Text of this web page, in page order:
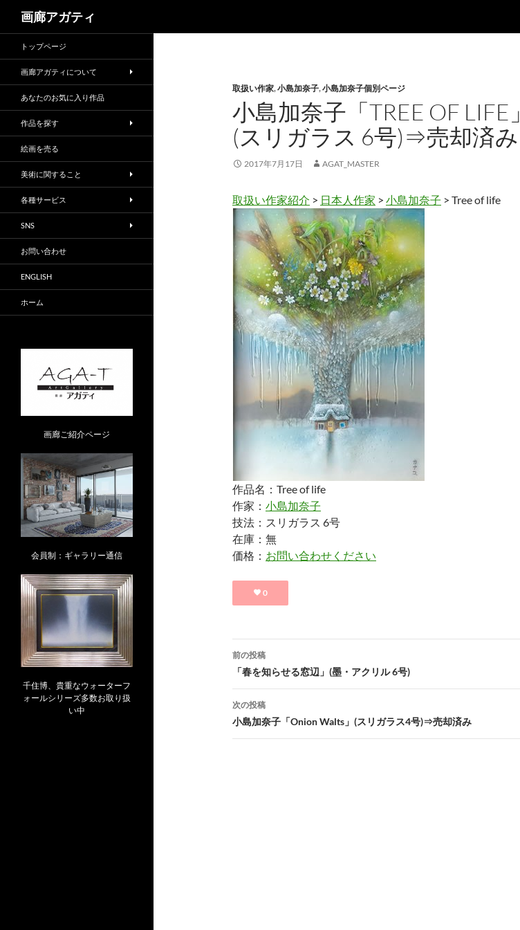
画廊アガティ
取扱い作家,小島加奈子,小島加奈子個別ページ
小島加奈子「TREE OF LIFE」
(スリガラス 6号)⇒売却済み
2017年7月17日 AGAT_MASTER
取扱い作家紹介 > 日本人作家 > 小島加奈子 > Tree of life
作品名：Tree of life
作家： 小島加奈子
技法：スリガラス 6号
在庫：無
価格： お問い合わせください
0
投
稿
ナ
ビ
ゲ
前の投稿
「春を知らせる窓辺」(墨・アクリル 6号)
次の投稿
小島加奈子「Onion Walts」(スリガラス4号)⇒売却済み
トップページ
画廊アガティについて
あなたのお気に入り作品
作品を探す
絵画を売る
美術に関すること
各種サービス
SNS
お問い合わせ
ENGLISH
ホーム
画廊ご紹介ページ
会員制：ギャラリー通信
千住博、貴重なウォーターフ
ォールシリーズ多数お取り扱
い中